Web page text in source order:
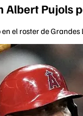
Albert Pujols
el roster de Grandes